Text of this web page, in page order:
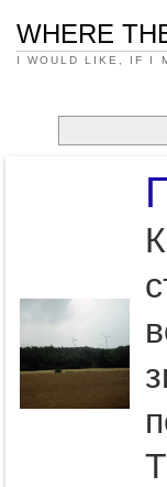
WHERE
I WOULD LIKE, IF I